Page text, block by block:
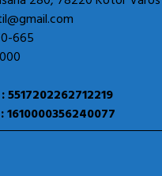
665
1610000356240077